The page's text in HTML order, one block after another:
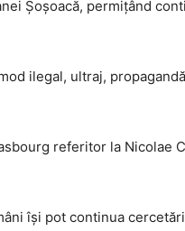
Șoșoacă, permițând
ilegal, ultraj,
referitor la Nicolae
își pot continua